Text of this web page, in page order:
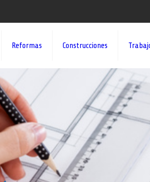
Reformas Construcciones